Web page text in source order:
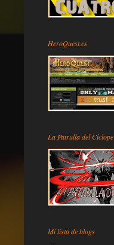
HeroQuest.es
La Patrulla del Cíclope
Mi lista de blogs